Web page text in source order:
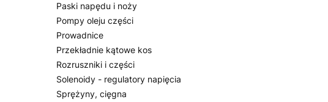
Paski napędu i noży
Pompy oleju części
Prowadnice
Przekładnie kątowe kos
Rozruszniki i części
Solenoidy - regulatory napięcia
Sprężyny, cięgna